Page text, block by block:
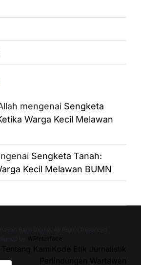
mengenai Sengketa
Warga Kecil Melawan
Sengketa Tanah:
Kecil Melawan BUMN